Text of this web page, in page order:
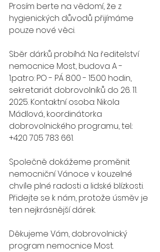
Prosím berte na vědomí, že z
hygienických důvodů přijímáme
pouze nové věci.
Sběr dárků probíhá: Na ředitelství
nemocnice Most, budova A -
1.patro: PO - PÁ 8:00 - 15:00 hodin,
sekretariát dobrovolníků do 26. 11.
2025. Kontaktní osoba: Nikola
Mádlová, koordinátorka
dobrovolnického programu, tel.:
+420 705 783 661.
Společně dokážeme proměnit
nemocniční Vánoce v kouzelné
chvíle plné radosti a lidské blízkosti.
Přidejte se k nám, protože úsměv je
ten nejkrásnější dárek.
Děkujeme Vám, dobrovolnický
program nemocnice Most.